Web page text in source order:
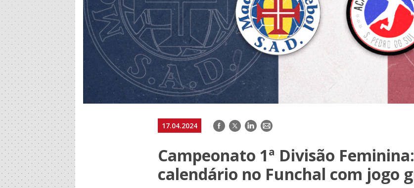
17.04.2024 Facebook
TwitterLinkedIn
E-
Campeonato 1ª Divisão
calendário no Funchal com jogo